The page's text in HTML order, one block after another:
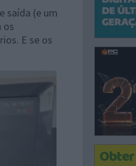
saída (e um
os
E se os